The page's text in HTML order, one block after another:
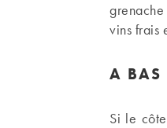
vins frais
A BAS
Si le